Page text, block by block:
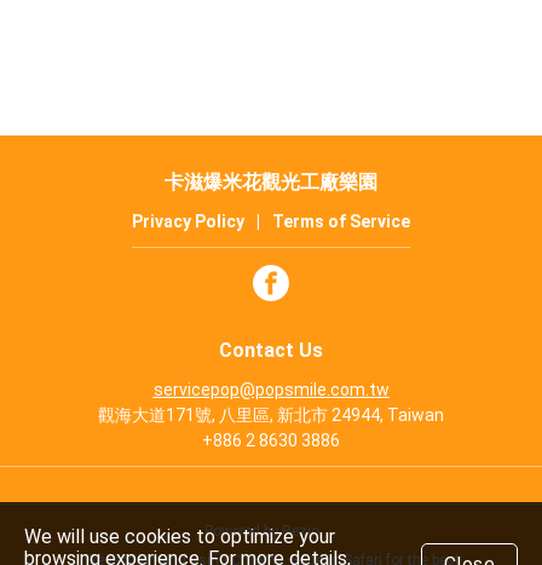
卡滋爆米花觀光工廠樂園
Privacy Policy Terms of Service
Contact Us
servicepop@popsmile.com.tw
觀海大道171號, 八里區, 新北市 24944, Taiwan
+886 2 8630 3886
Powered by Rezio
We recommend using Chrome, Edge or Safari for the best
We will use cookies to optimize your
browsing experience. For more details,